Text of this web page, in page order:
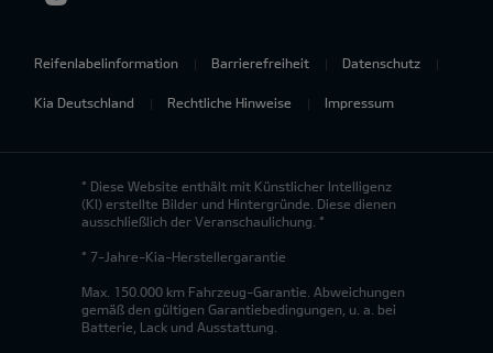
Reifenlabelinformation Barrierefreiheit Datenschutz
Kia Deutschland Rechtliche Hinweise Impressum
* Diese Website enthält mit Künstlicher Intelligenz
(KI) erstellte Bilder und Hintergründe. Diese dienen
ausschließlich der Veranschaulichung. *
* 7-Jahre-Kia-Herstellergarantie
Max. 150.000 km Fahrzeug-Garantie. Abweichungen
gemäß den gültigen Garantiebedingungen, u. a. bei
Batterie, Lack und Ausstattung.